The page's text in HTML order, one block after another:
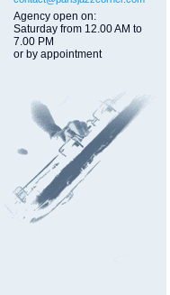
Agency open on:
Saturday from 12.00 AM to
7.00 PM
or by appointment